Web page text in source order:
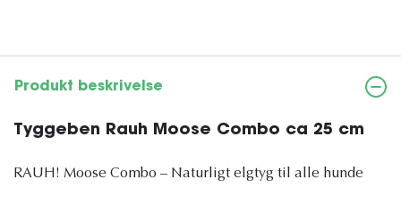
Produkt beskrivelse
Tyggeben Rauh Moose Combo ca 25 cm
RAUH! Moose Combo – Naturligt elgtyg til alle hunde